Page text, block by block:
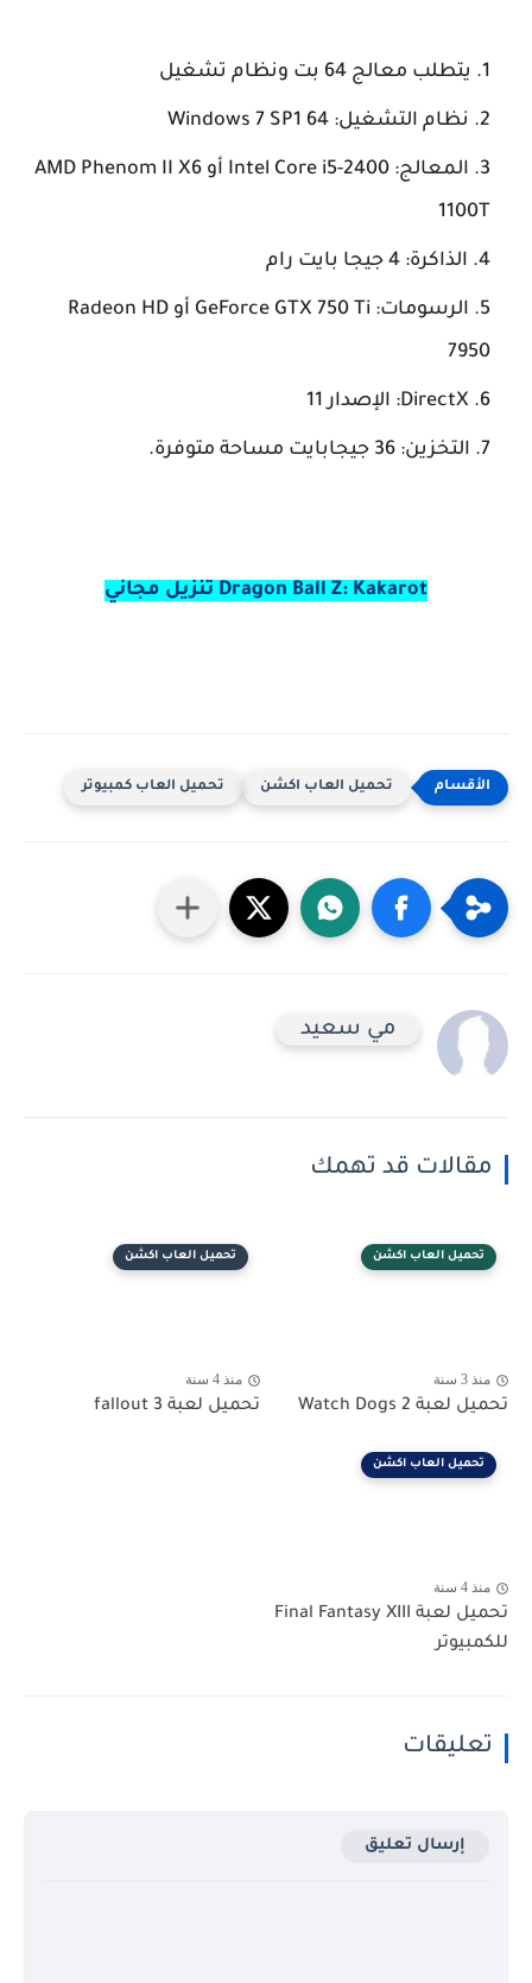
يتطلب معالج 64 بت ونظام تشغيل
نظام التشغيل: Windows 7 SP1 64
المعالج: Intel Core i5-2400 أو AMD Phenom II X6
1100T
الذاكرة: 4 جيجا بايت رام
الرسومات: GeForce GTX 750 Ti أو Radeon HD
7950
DirectX: الإصدار 11
التخزين: 36 جيجابايت مساحة متوفرة.
Dragon Ball Z: Kakarot تنزيل مجاني
تحميل العاب اكشن تحميل العاب كمبيوتر
مي سعيد
مقالات قد تهمك
تحميل العاب اكشن
منذ 3 سنة
تحميل لعبة Watch Dogs 2
تحميل العاب اكشن
منذ 4 سنة
تحميل لعبة fallout 3
تحميل العاب اكشن
منذ 4 سنة
تحميل لعبة Final Fantasy XIII
للكمبيوتر
تعليقات
إرسال تعليق